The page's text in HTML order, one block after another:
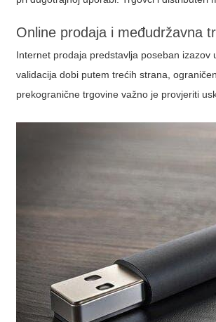
Online prodaja i međudržavna
Internet prodaja predstavlja poseban
validacija dobi putem trećih strana,
prekogranične trgovine važno je provjeriti